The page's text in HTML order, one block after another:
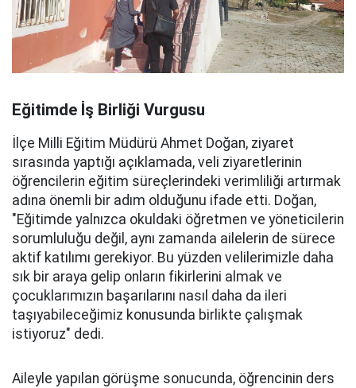
Eğitimde İş Birliği Vurgusu
İlçe Milli Eğitim Müdürü Ahmet Doğan, ziyaret
sırasında yaptığı açıklamada, veli ziyaretlerinin
öğrencilerin eğitim süreçlerindeki verimliliği artırmak
adına önemli bir adım olduğunu ifade etti. Doğan,
"Eğitimde yalnızca okuldaki öğretmen ve yöneticilerin
sorumluluğu değil, aynı zamanda ailelerin de sürece
aktif katılımı gerekiyor. Bu yüzden velilerimizle daha
sık bir araya gelip onların fikirlerini almak ve
çocuklarımızın başarılarını nasıl daha da ileri
taşıyabileceğimiz konusunda birlikte çalışmak
istiyoruz" dedi.
Aileyle yapılan görüşme sonucunda, öğrencinin ders